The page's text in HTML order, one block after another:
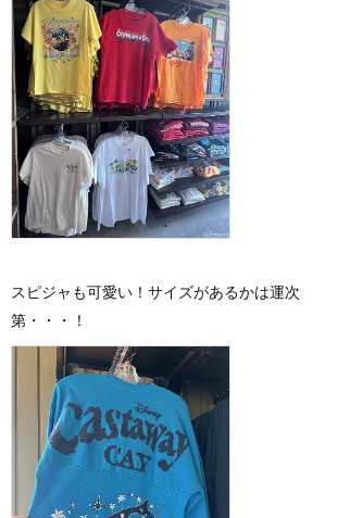
スピジャも可愛い！サイズがあるかは運次
第・・・！